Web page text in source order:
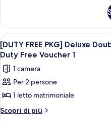
Family
Room,
Ocean
View
+
LOTTE
Duty
Voucher
FREE
PKG]
Deluxe
Family
Room,
Ocean
View
LOTTE
Duty
Free
Apri
tutte
le
foto
per
[DUTY
FREE
7
[DUTY FREE PKG] Deluxe
Duty Free Voucher 1
1 camera
Per 2 persone
1 letto matrimoniale
Scopri di più
Altri